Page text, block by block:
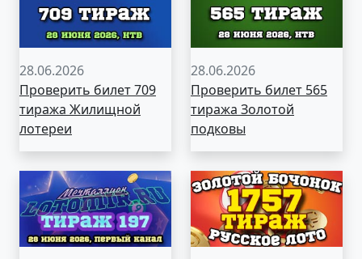
28.06.2026
Проверить билет 709
тиража Жилищной
лотереи
28.06.2026
Проверить билет 565
тиража Золотой
подковы